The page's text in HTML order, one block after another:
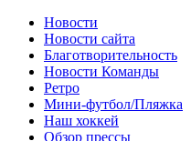
Новости
Новости сайта
Благотворительность
Новости Команды
Ретро
Мини-футбол/Пляжка
Наш хоккей
Обзор прессы